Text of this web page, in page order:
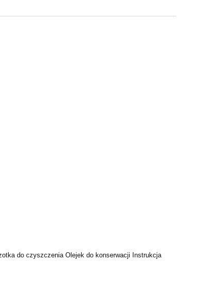
do czyszczenia Olejek do konserwacji Instrukcja